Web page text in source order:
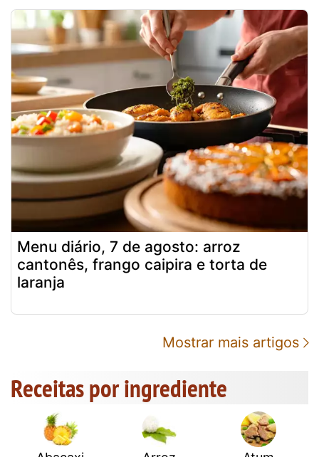
Menu diário, 7 de agosto: arroz
cantonês, frango caipira e torta de
laranja
Mostrar mais artigos
Receitas por ingrediente